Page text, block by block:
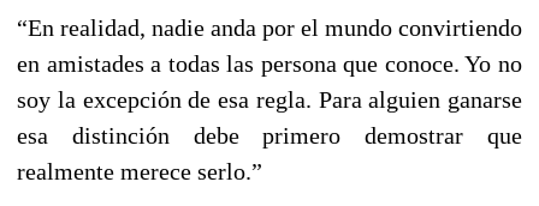
“En realidad, nadie anda por el mundo convirtiendo
en amistades a todas las persona que conoce. Yo no
soy la excepción de esa regla. Para alguien ganarse
esa distinción debe primero demostrar que
realmente merece serlo.”